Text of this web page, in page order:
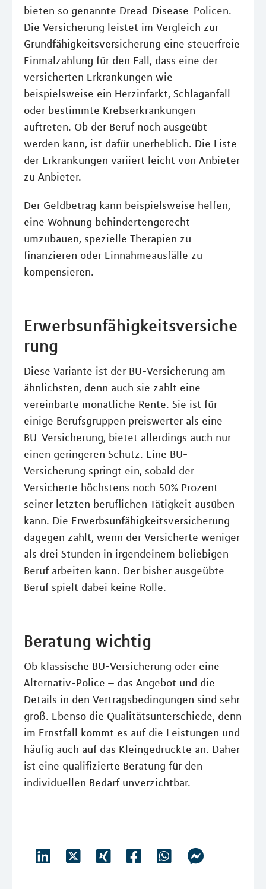
bieten so genannte Dread-Disease-Policen.
Die Versicherung leistet im Vergleich zur
Grundfähigkeitsversicherung eine steuerfreie
Einmalzahlung für den Fall, dass eine der
versicherten Erkrankungen wie
beispielsweise ein Herzinfarkt, Schlaganfall
oder bestimmte Krebserkrankungen
auftreten. Ob der Beruf noch ausgeübt
werden kann, ist dafür unerheblich. Die Liste
der Erkrankungen variiert leicht von Anbieter
zu Anbieter.
Der Geldbetrag kann beispielsweise helfen,
eine Wohnung behindertengerecht
umzubauen, spezielle Therapien zu
finanzieren oder Einnahmeausfälle zu
kompensieren.
Erwerbsunfähigkeitsversiche
rung
Diese Variante ist der BU-Versicherung am
ähnlichsten, denn auch sie zahlt eine
vereinbarte monatliche Rente. Sie ist für
einige Berufsgruppen preiswerter als eine
BU-Versicherung, bietet allerdings auch nur
einen geringeren Schutz. Eine BU-
Versicherung springt ein, sobald der
Versicherte höchstens noch 50% Prozent
seiner letzten beruflichen Tätigkeit ausüben
kann. Die Erwerbsunfähigkeitsversicherung
dagegen zahlt, wenn der Versicherte weniger
als drei Stunden in irgendeinem beliebigen
Beruf arbeiten kann. Der bisher ausgeübte
Beruf spielt dabei keine Rolle.
Beratung wichtig
Ob klassische BU-Versicherung oder eine
Alternativ-Police – das Angebot und die
Details in den Vertragsbedingungen sind sehr
groß. Ebenso die Qualitätsunterschiede, denn
im Ernstfall kommt es auf die Leistungen und
häufig auch auf das Kleingedruckte an. Daher
ist eine qualifizierte Beratung für den
individuellen Bedarf unverzichtbar.